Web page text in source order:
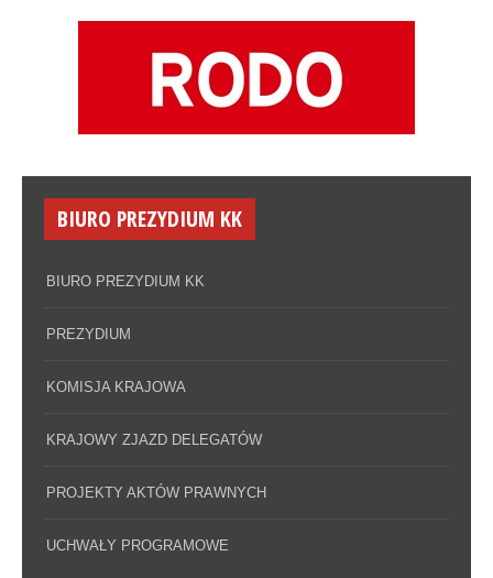
BIURO PREZYDIUM KK
BIURO PREZYDIUM KK
PREZYDIUM
KOMISJA KRAJOWA
KRAJOWY ZJAZD DELEGATÓW
PROJEKTY AKTÓW PRAWNYCH
UCHWAŁY PROGRAMOWE